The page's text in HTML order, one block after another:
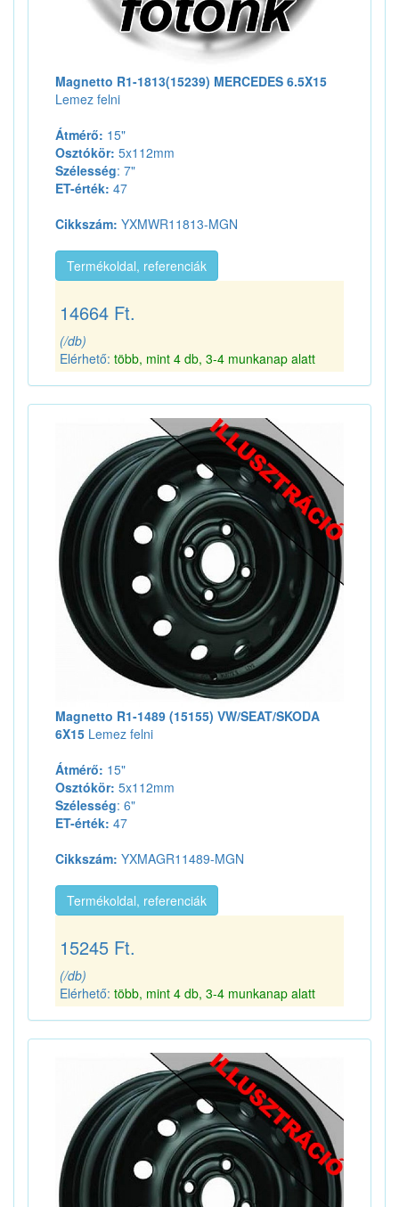
Magnetto R1-1813(15239) MERCEDES 6.5X15
Lemez felni
Átmérő: 15"
Osztókör: 5x112mm
Szélesség: 7"
ET-érték: 47
Cikkszám: YXMWR11813-MGN
Termékoldal, referenciák
14664 Ft.
(/db)
Elérhető: több, mint 4 db, 3-4 munkanap alatt
Magnetto R1-1489 (15155) VW/SEAT/SKODA
6X15 Lemez felni
Átmérő: 15"
Osztókör: 5x112mm
Szélesség: 6"
ET-érték: 47
Cikkszám: YXMAGR11489-MGN
Termékoldal, referenciák
15245 Ft.
(/db)
Elérhető: több, mint 4 db, 3-4 munkanap alatt